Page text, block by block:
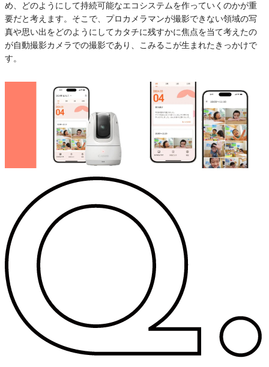
め、どのようにして持続可能なエコシステムを作っていくのかが重
要だと考えます。そこで、プロカメラマンが撮影できない領域の写
真や思い出をどのようにしてカタチに残すかに焦点を当て考えたの
が自動撮影カメラでの撮影であり、こみるこが生まれたきっかけで
す。